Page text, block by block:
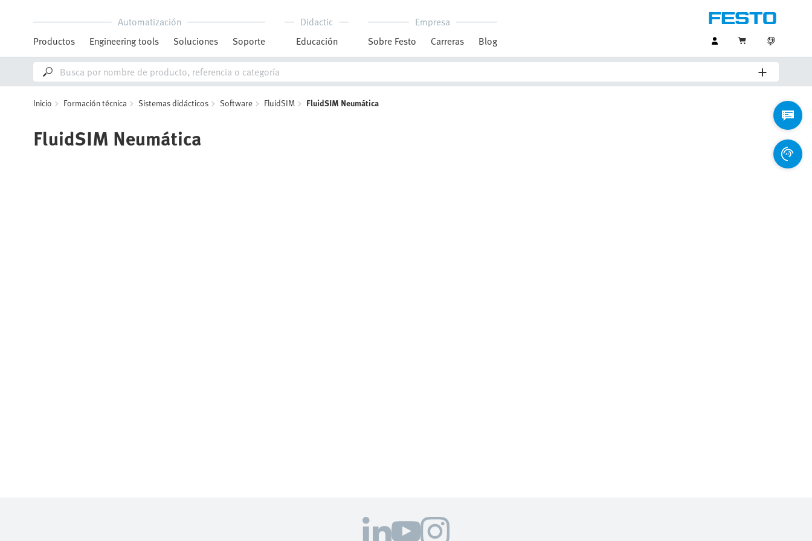
Automatización
Productos
Engineering tools Soluciones Soporte
Didactic
Educación
Empresa
Sobre Festo
Carreras Blog
Inicio Formación técnica Sistemas didácticos Software FluidSIM FluidSIM Neumática
FluidSIM Neumática